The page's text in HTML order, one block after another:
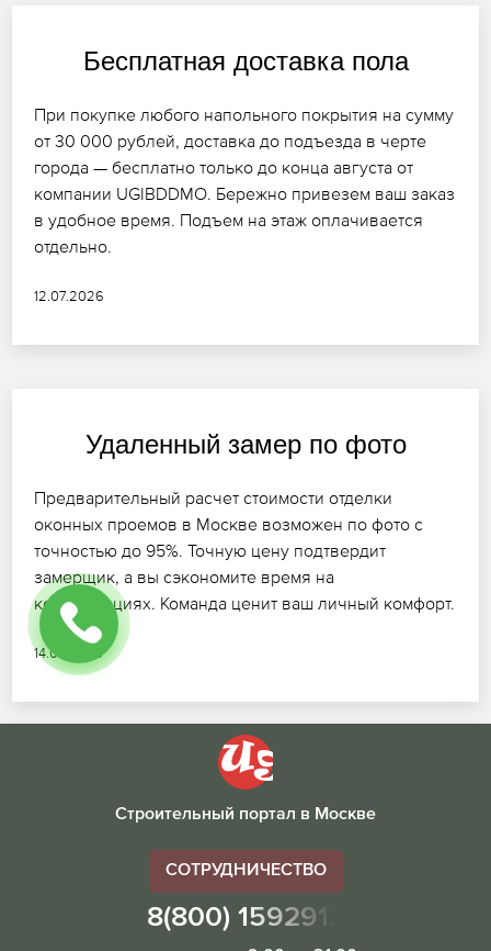
Бесплатная доставка пола
При покупке любого напольного покрытия на сумму
от 30 000 рублей, доставка до подъезда в черте
города — бесплатно только до конца августа от
компании UGIBDDMO. Бережно привезем ваш заказ
в удобное время. Подъем на этаж оплачивается
отдельно.
12.07.2026
Удаленный замер по фото
Предварительный расчет стоимости отделки
оконных проемов в Москве возможен по фото с
точностью до 95%. Точную цену подтвердит
замерщик, а вы сэкономите время на
консультациях. Команда ценит ваш личный комфорт.
14.07.2026
Строительный портал в Москве
СОТРУДНИЧЕСТВО
8(800) 1592913